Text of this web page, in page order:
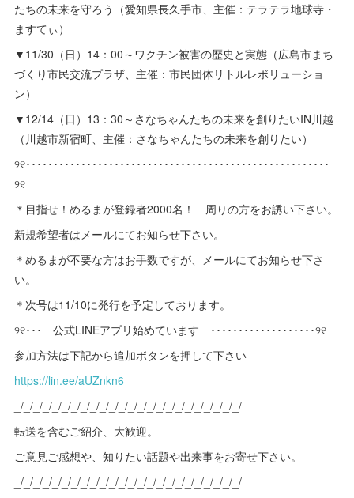
たちの未来を守ろう（愛知県長久手市、主催：テラテラ地球寺・
ますてぃ）
▼11/30（日）14：00～ワクチン被害の歴史と実態（広島市まち
づくり市民交流プラザ、主催：市民団体リトルレボリューショ
ン）
▼12/14（日）13：30～さなちゃんたちの未来を創りたいIN川越
（川越市新宿町、主催：さなちゃんたちの未来を創りたい）
୨୧･･･････････････････････････････････････････････････････
୨୧
＊目指せ！めるまが登録者2000名！ 周りの方をお誘い下さい。
新規希望者はメールにてお知らせ下さい。
＊めるまが不要な方はお手数ですが、メールにてお知らせ下さ
い。
＊次号は11/10に発行を予定しております。
୨୧･･･ 公式LINEアプリ始めています ･･･････････････････୨୧
参加方法は下記から追加ボタンを押して下さい
https://lin.ee/aUZnkn6
_/_/_/_/_/_/_/_/_/_/_/_/_/_/_/_/_/_/_/_/_/_/_/_/
転送を含むご紹介、大歓迎。
ご意見ご感想や、知りたい話題や出来事をお寄せ下さい。
_/_/_/_/_/_/_/_/_/_/_/_/_/_/_/_/_/_/_/_/_/_/_/_/